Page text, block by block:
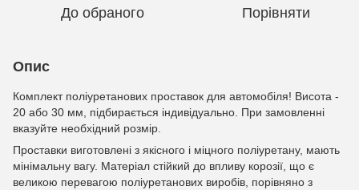
До обраного Порівняти
Опис
Комплект поліуретанових проставок для автомобіля! Висота -
20 або 30 мм, підбирається індивідуально. При замовленні
вказуйте необхідний розмір.
Проставки виготовлені з якісного і міцного поліуретану, мають
мінімальну вагу. Матеріал стійкий до впливу корозії, що є
великою перевагою поліуретанових виробів, порівняно з